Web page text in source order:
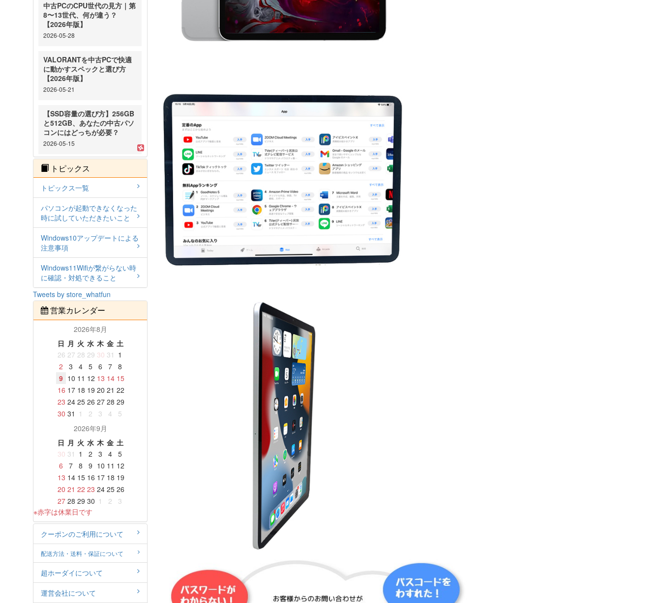
中古PCのCPU世代の見方｜第
8〜13世代、何が違う？
【2026年版】
2026-05-28
VALORANTを中古PCで快適
に動かすスペックと選び方
【2026年版】
2026-05-21
【SSD容量の選び方】256GB
と512GB、あなたの中古パソ
コンにはどっちが必要？
2026-05-15
トピックス
トピックス一覧
パソコンが起動できなくなった
時に試していただきたいこと
Windows10アップデートによる
注意事項
Windows11Wifiが繋がらない時
に確認・対処できること
Tweets by store_whatfun
営業カレンダー
2026年8月
日 月 火 水 木 金 土
26 27 28 29 30 31 1
2
3 4 5 6 7
8
9 10 11 12 13 14 15
16 17 18 19 20 21 22
23 24 25 26 27 28 29
30 31 1 2 3 4
5
2026年9月
日 月 火 水 木 金 土
30 31 1 2 3 4
5
6
7 8 9 10 11 12
13 14 15 16 17 18 19
20 21 22 23 24 25 26
27 28 29 30 1 2
3
※赤字は休業日です
クーポンのご利用について
配送方法・送料・保証について
超ホーダイについて
運営会社について